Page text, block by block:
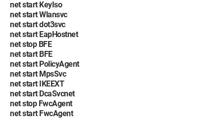
net start KeyIso
net start Wlansvc
net start dot3svc
net start EapHostnet
net stop BFE
net start BFE
net start PolicyAgent
net start MpsSvc
net start IKEEXT
net start DcaSvcnet
net stop FwcAgent
net start FwcAgent